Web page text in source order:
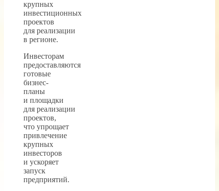
крупных
инвестиционных
проектов
для реализации
в регионе.
Инвесторам
предоставляются
готовые
бизнес-
планы
и площадки
для реализации
проектов,
что упрощает
привлечение
крупных
инвесторов
и ускоряет
запуск
предприятий.